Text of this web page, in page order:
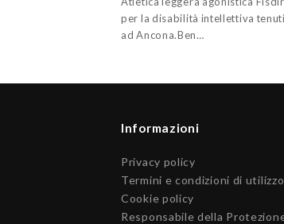
per la disabilità intellettiva
ad Ancona.Ben…
Informazioni
Privacy policy
Termini e condizioni di utilizzo
Cookie policy
Responsabile della